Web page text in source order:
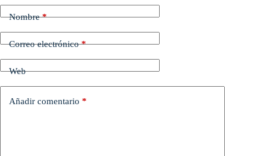
Nombre*
Correo electrónico*
Web
Añadir comentario *